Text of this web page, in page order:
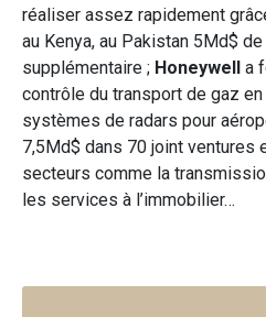
réaliser assez rapidement
au Kenya, au Pakistan 5Md$
supplémentaire ; Honeywell a
contrôle du transport de gaz
systèmes de radars pour
7,5Md$ dans 70 joint ventures
secteurs comme la
les services à l’immobilier…